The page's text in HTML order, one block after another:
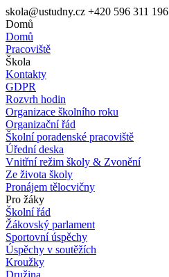
skola@ustudny.cz +420 596 311 196
Domů
Domů
Pracoviště
Škola
Kontakty
GDPR
Rozvrh hodin
Organizace školního roku
Organizační řád
Školní poradenské pracoviště
Úřední deska
Vnitřní režim školy & Zvonění
Ze života školy
Pronájem tělocvičny
Pro žáky
Školní řád
Žákovský parlament
Sportovní úspěchy
Úspěchy v soutěžích
Kroužky
Družina